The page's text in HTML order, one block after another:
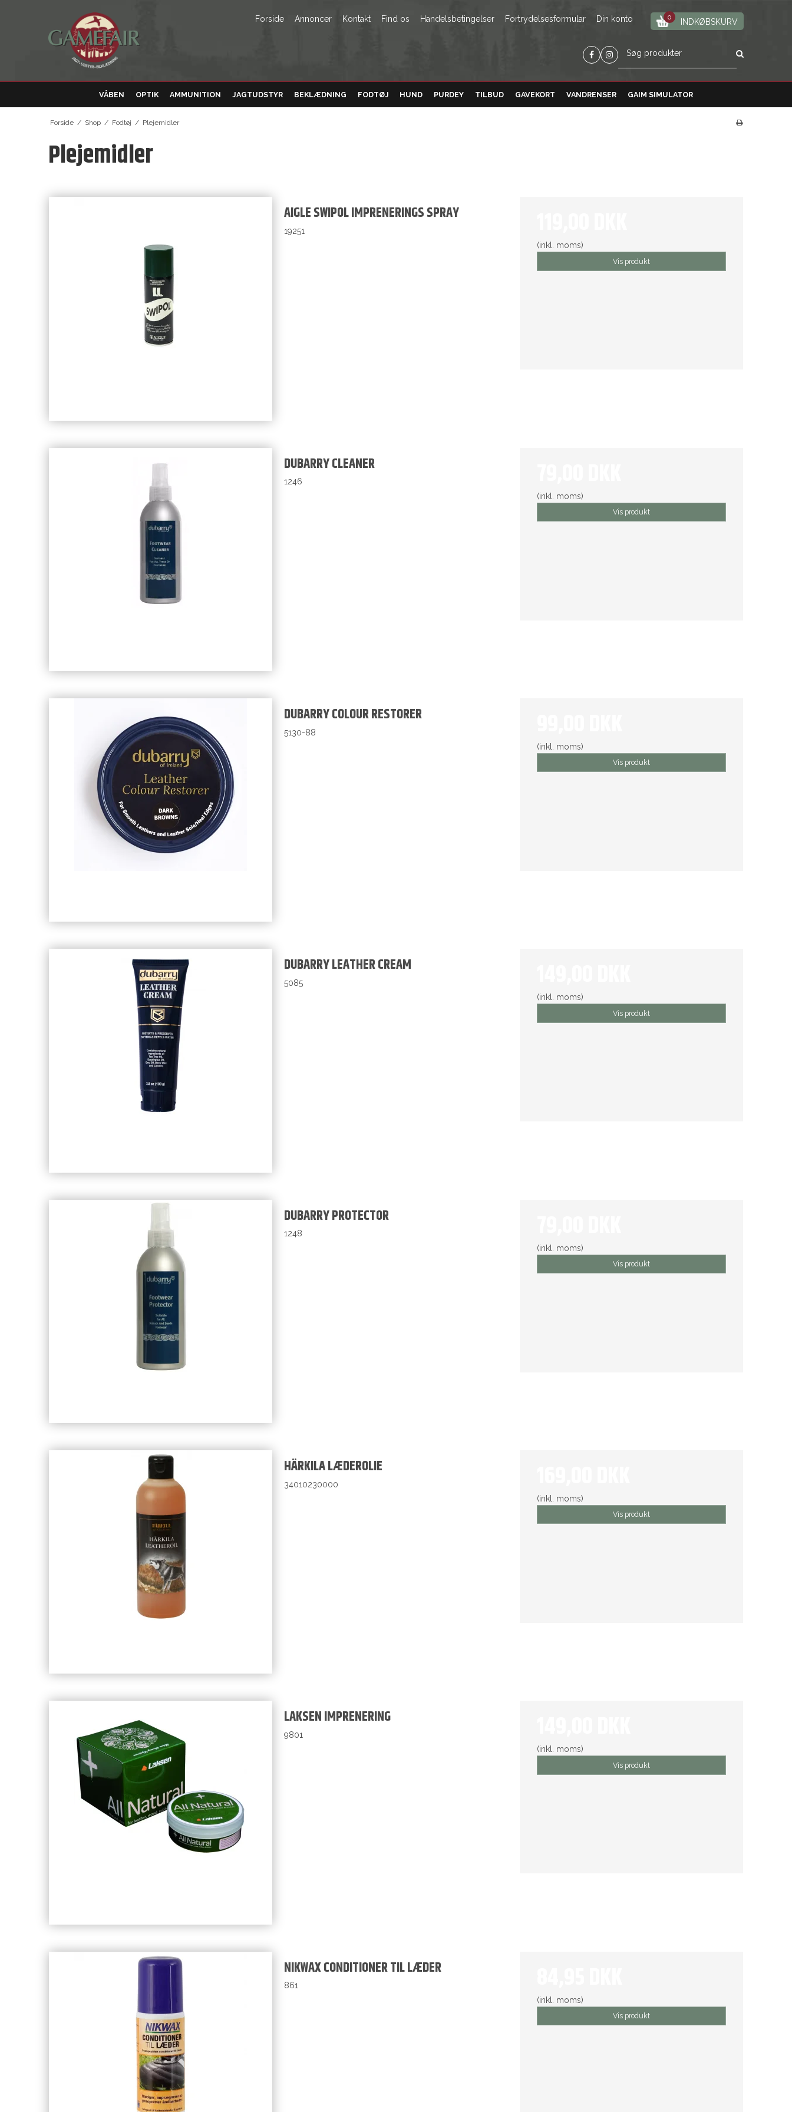
Forside Annoncer Kontakt Find os Handelsbetingelser Fortrydelsesformular Din konto 0 INDKØBSKURV
VÅBEN OPTIK AMMUNITION JAGTUDSTYR BEKLÆDNING FODTØJ HUND PURDEY TILBUD GAVEKORT VANDRENSER GAIM SIMULATOR
Forside / Shop / Fodtøj / Plejemidler
Plejemidler
AIGLE SWIPOL IMPRENERINGS SPRAY
19251
(inkl. moms)
Vis produkt
DUBARRY CLEANER
1246
(inkl. moms)
Vis produkt
DUBARRY COLOUR RESTORER
5130-88
(inkl. moms)
Vis produkt
DUBARRY LEATHER CREAM
5085
(inkl. moms)
Vis produkt
DUBARRY PROTECTOR
1248
(inkl. moms)
Vis produkt
HÄRKILA LÆDEROLIE
34010230000
(inkl. moms)
Vis produkt
LAKSEN IMPRENERING
9801
(inkl. moms)
Vis produkt
NIKWAX CONDITIONER TIL LÆDER
861
(inkl. moms)
Vis produkt